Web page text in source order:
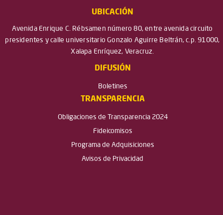
UBICACIÓN
Avenida Enrique C. Rébsamen número 80, entre avenida circuito
presidentes y calle universitario Gonzalo Aguirre Beltrán, c.p. 91000,
Xalapa Enríquez, Veracruz.
DIFUSIÓN
Boletines
TRANSPARENCIA
Obligaciones de Transparencia 2024
Fideicomisos
Programa de Adquisiciones
Avisos de Privacidad